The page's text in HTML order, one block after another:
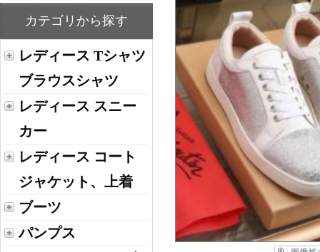
カテゴリから探す
レディース Tシャツ
ブラウスシャツ
レディース スニー
カー
レディース コート
ジャケット、上着
ブーツ
パンプス